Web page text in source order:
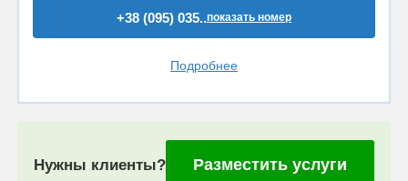
+38 (095) 035..показать номер
Подробнее
Нужны клиенты? Разместить услуги